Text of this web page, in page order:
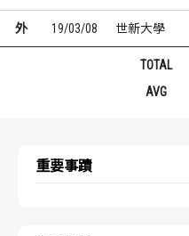
外 19/03/08 世新大學
TOTAL
AVG
重要事蹟